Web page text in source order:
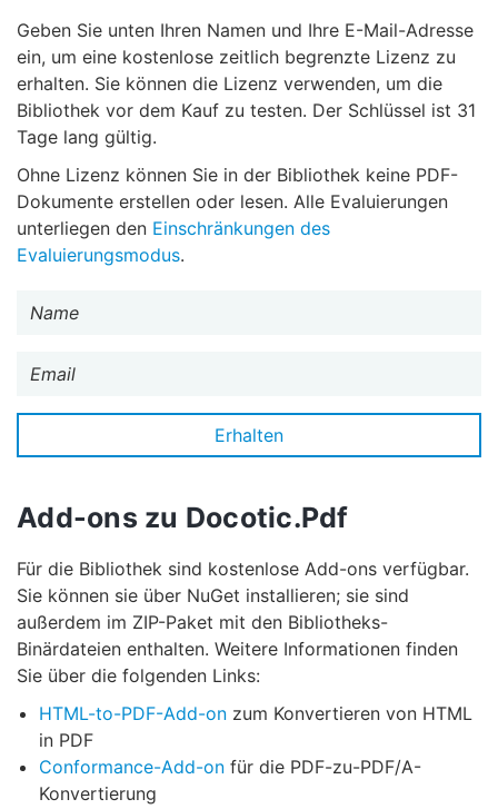
Geben Sie unten Ihren Namen und Ihre E-Mail-Adresse
ein, um eine kostenlose zeitlich begrenzte Lizenz zu
erhalten. Sie können die Lizenz verwenden, um die
Bibliothek vor dem Kauf zu testen. Der Schlüssel ist 31
Tage lang gültig.
Ohne Lizenz können Sie in der Bibliothek keine PDF-
Dokumente erstellen oder lesen. Alle Evaluierungen
unterliegen den Einschränkungen des
Evaluierungsmodus.
Add-ons zu Docotic.Pdf
Für die Bibliothek sind kostenlose Add-ons verfügbar.
Sie können sie über NuGet installieren; sie sind
außerdem im ZIP-Paket mit den Bibliotheks-
Binärdateien enthalten. Weitere Informationen finden
Sie über die folgenden Links:
HTML-to-PDF-Add-on zum Konvertieren von HTML
in PDF
Conformance-Add-on für die PDF-zu-PDF/A-
Konvertierung